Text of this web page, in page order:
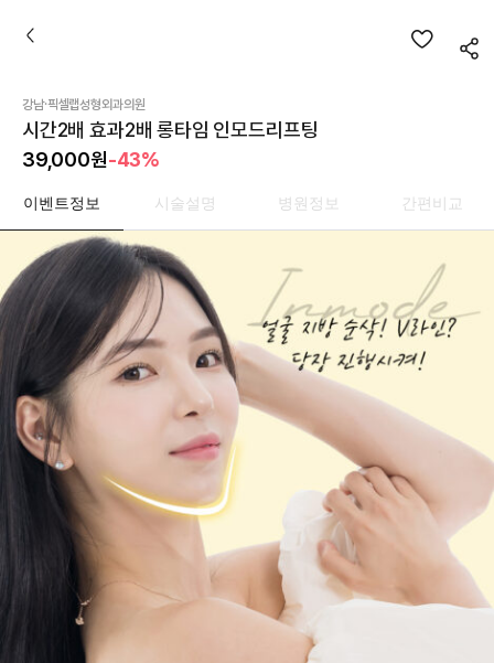
강남·픽셀랩성형외과의원
시간2배 효과2배 롱타임 인모드리프팅
39,000원-43%
이벤트정보 시술설명 병원정보 간편비교